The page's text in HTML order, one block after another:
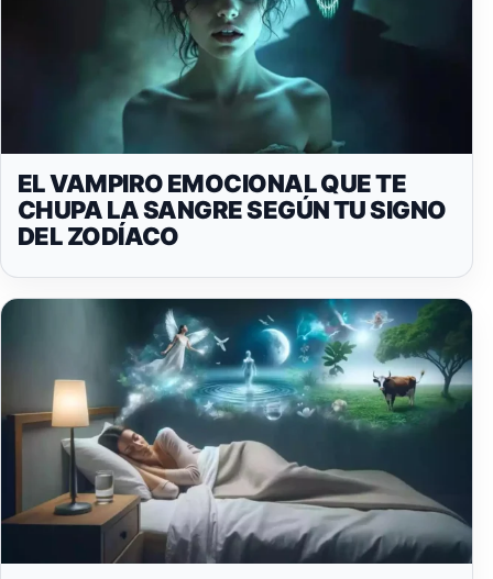
EL VAMPIRO EMOCIONAL QUE TE
CHUPA LA SANGRE SEGÚN TU SIGNO
DEL ZODÍACO